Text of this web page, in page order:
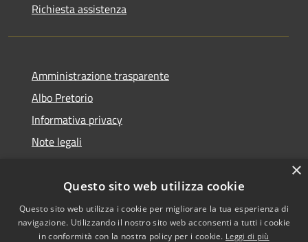
Richiesta assistenza
Amministrazione trasparente
Albo Pretorio
Informativa privacy
Note legali
Copyright © 2026 • Comune di
×
Questo sito web utilizza cookie
Questo sito web utilizza i cookie per migliorare la tua esperienza di
navigazione. Utilizzando il nostro sito web acconsenti a tutti i cookie
in conformità con la nostra policy per i cookie. Leggi di più